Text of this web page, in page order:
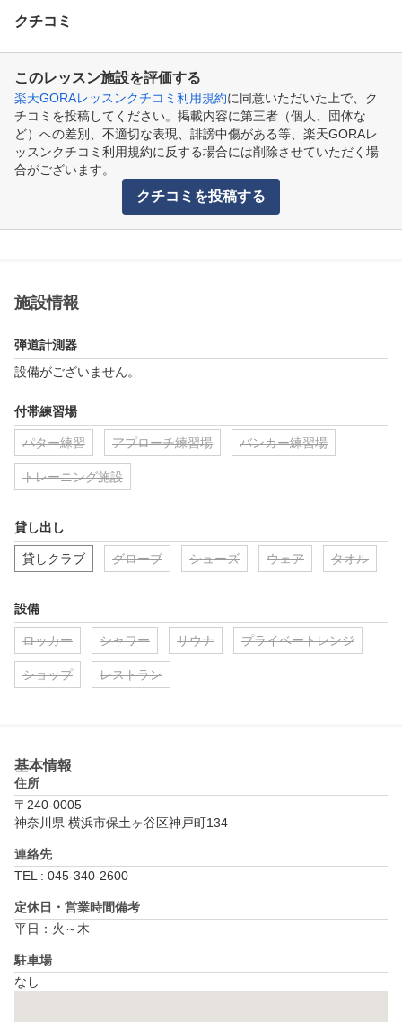
クチコミ
このレッスン施設を評価する
楽天GORAレッスンクチコミ利用規約に同意いただいた上で、ク
チコミを投稿してください。掲載内容に第三者（個人、団体な
ど）への差別、不適切な表現、誹謗中傷がある等、楽天GORAレ
ッスンクチコミ利用規約に反する場合には削除させていただく場
合がございます。
クチコミを投稿する
施設情報
弾道計測器
設備がございません。
付帯練習場
パター練習 アプローチ練習場 バンカー練習場
トレーニング施設
貸し出し
貸しクラブ グローブ シューズ ウェア タオル
設備
ロッカー シャワー サウナ プライベートレンジ
ショップ レストラン
基本情報
住所
〒240-0005
神奈川県 横浜市保土ヶ谷区神戸町134
連絡先
TEL : 045-340-2600
定休日・営業時間備考
平日：火～木
駐車場
なし